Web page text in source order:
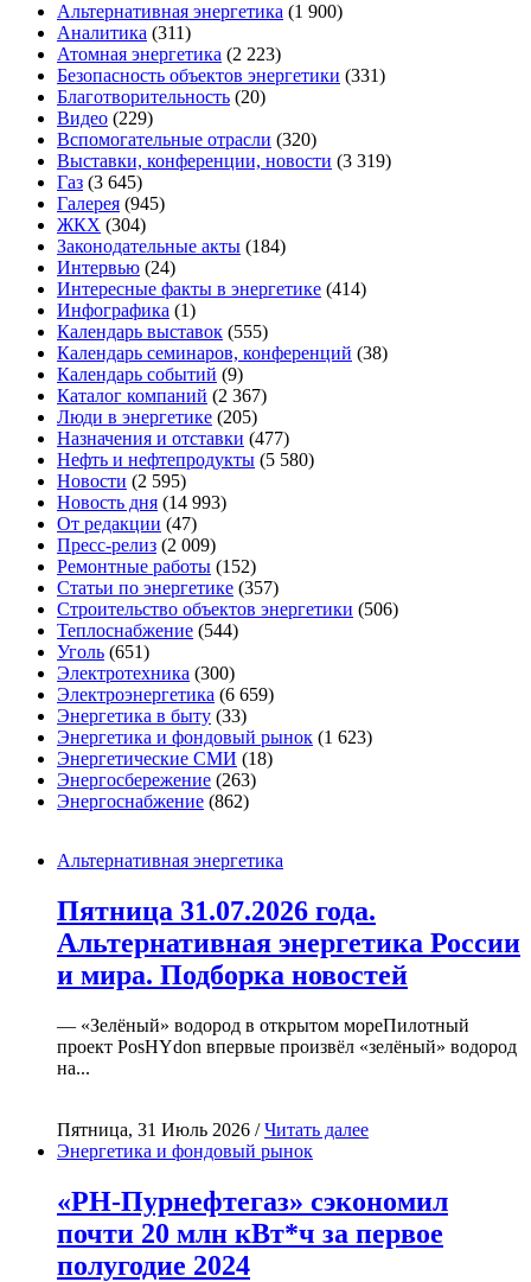
Альтернативная энергетика (1 900)
Аналитика (311)
Атомная энергетика (2 223)
Безопасность объектов энергетики (331)
Благотворительность (20)
Видео (229)
Вспомогательные отрасли (320)
Выставки, конференции, новости (3 319)
Газ (3 645)
Галерея (945)
ЖКХ (304)
Законодательные акты (184)
Интервью (24)
Интересные факты в энергетике (414)
Инфографика (1)
Календарь выставок (555)
Календарь семинаров, конференций (38)
Календарь событий (9)
Каталог компаний (2 367)
Люди в энергетике (205)
Назначения и отставки (477)
Нефть и нефтепродукты (5 580)
Новости (2 595)
Новость дня (14 993)
От редакции (47)
Пресс-релиз (2 009)
Ремонтные работы (152)
Статьи по энергетике (357)
Строительство объектов энергетики (506)
Теплоснабжение (544)
Уголь (651)
Электротехника (300)
Электроэнергетика (6 659)
Энергетика в быту (33)
Энергетика и фондовый рынок (1 623)
Энергетические СМИ (18)
Энергосбережение (263)
Энергоснабжение (862)
Альтернативная энергетика
Пятница 31.07.2026 года.
Альтернативная энергетика России
и мира. Подборка новостей
— «Зелёный» водород в открытом мореПилотный
проект PosHYdon впервые произвёл «зелёный» водород
на...
Пятница, 31 Июль 2026 /Читать далее
Энергетика и фондовый рынок
«РН-Пурнефтегаз» сэкономил
почти 20 млн кВт*ч за первое
полугодие 2024